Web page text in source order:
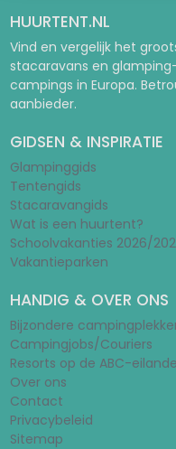
HUURTENT.NL
Vind en vergelijk het
stacaravans en
campings in Europa.
aanbieder.
GIDSEN & INSPIRATIE
Glampinggids
Tentengids
Stacaravangids
Wat is een huurtent?
Schoolvakanties 2026/
Vakantieparken
HANDIG & OVER ONS
Bijzondere
Campingjobs/Couriers
Resorts op de ABC-
Over ons
Contact
Privacybeleid
Sitemap